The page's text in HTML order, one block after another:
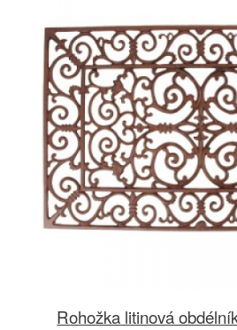
Rohožka litinová